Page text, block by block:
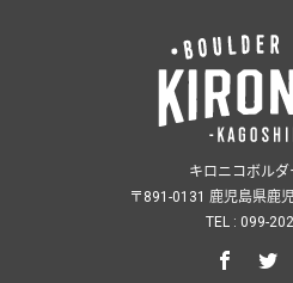
キロニコボルダ
〒891-0131 鹿児島県鹿
TEL : 099-